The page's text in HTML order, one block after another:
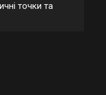
точки та